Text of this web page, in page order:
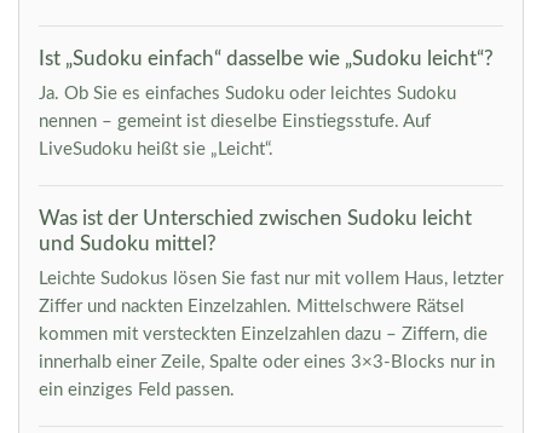
Ist „Sudoku einfach“ dasselbe wie „Sudoku leicht“?
Ja. Ob Sie es einfaches Sudoku oder leichtes Sudoku
nennen – gemeint ist dieselbe Einstiegsstufe. Auf
LiveSudoku heißt sie „Leicht“.
Was ist der Unterschied zwischen Sudoku leicht
und Sudoku mittel?
Leichte Sudokus lösen Sie fast nur mit vollem Haus, letzter
Ziffer und nackten Einzelzahlen. Mittelschwere Rätsel
kommen mit versteckten Einzelzahlen dazu – Ziffern, die
innerhalb einer Zeile, Spalte oder eines 3×3-Blocks nur in
ein einziges Feld passen.